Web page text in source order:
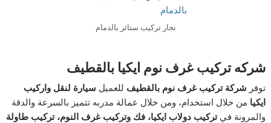
نجار تركيب ستائر بالدمام
شركه تركيب غرف نوم ايكيا بالقطيف
توفر شركة تركيب غرف نوم بالقطيف للعميل سيارة لنقل واركيب
ايكيا من خلال استخدام، ومن خلال عمالة مدربه تتميز بالسرعة والدقة
والمرونة فيتركيب دولاب ايكيا،فك وتركيب غرف النوم، تركيب طاولة